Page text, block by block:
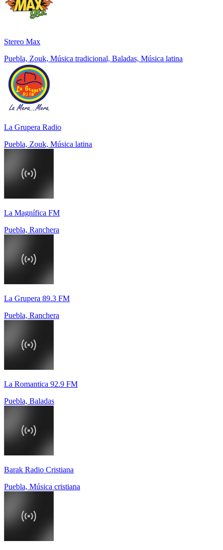
Stereo Max
Puebla, Zouk, Música tradicional, Baladas, Música latina
La Grupera Radio
Puebla, Zouk, Música latina
La Magnífica FM
Puebla, Ranchera
La Grupera 89.3 FM
Puebla, Ranchera
La Romantica 92.9 FM
Puebla, Baladas
Barak Radio Cristiana
Puebla, Música cristiana